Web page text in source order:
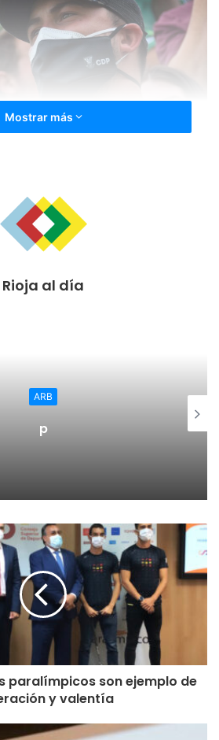
de Arnedo, es parte de la familia del
de las verdiblancas que
al equipo verde como propio.
Mostrar más
Rioja al día
ARB
p
paralímpicos son ejemplo de
y valentía